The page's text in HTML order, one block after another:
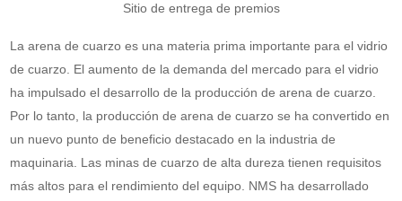
Sitio de entrega de premios
La arena de cuarzo es una materia prima importante para el vidrio
de cuarzo. El aumento de la demanda del mercado para el vidrio
ha impulsado el desarrollo de la producción de arena de cuarzo.
Por lo tanto, la producción de arena de cuarzo se ha convertido en
un nuevo punto de beneficio destacado en la industria de
maquinaria. Las minas de cuarzo de alta dureza tienen requisitos
más altos para el rendimiento del equipo. NMS ha desarrollado